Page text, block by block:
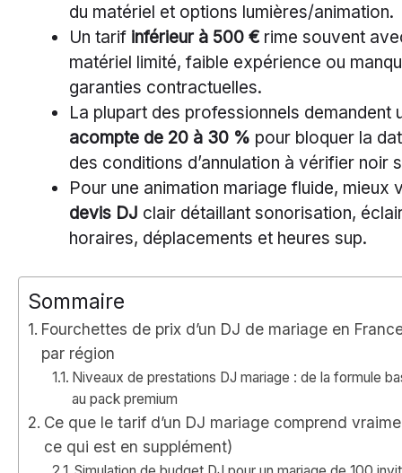
du matériel et options lumières/animation.
Un tarif inférieur à 500 € rime souvent
matériel limité, faible expérience ou
garanties contractuelles.
La plupart des professionnels demandent
acompte de 20 à 30 % pour bloquer la
des conditions d’annulation à vérifier noir
Pour une animation mariage fluide, mieux
devis DJ clair détaillant sonorisation,
horaires, déplacements et heures sup.
Sommaire
Fourchettes de prix d’un DJ de mariage en
par région
Niveaux de prestations DJ mariage : de la formule
au pack premium
Ce que le tarif d’un DJ mariage comprend
ce qui est en supplément)